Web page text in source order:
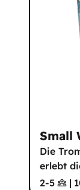
Small
Die
erlebt
2-5
|